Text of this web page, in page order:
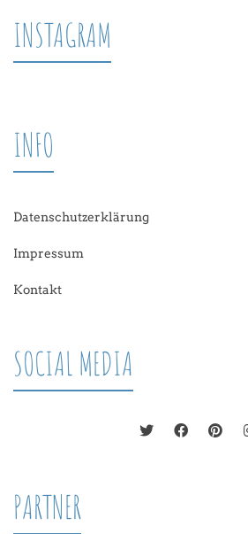
INSTAGRAM
INFO
Datenschutzerklärung
Impressum
Kontakt
SOCIAL MEDIA
PARTNER